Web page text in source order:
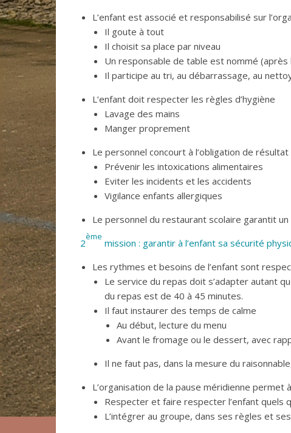
L’enfant est associé et responsabilisé sur
Il goute à tout
Il choisit sa place par niveau
Un responsable de table est nommé (après
Il participe au tri, au débarrassage, au
L’enfant doit respecter les règles d’hygiène
Lavage des mains
Manger proprement
Le personnel concourt à l’obligation de
Prévenir les intoxications alimentaires
Eviter les incidents et les accidents
Vigilance enfants allergiques
Le personnel du restaurant scolaire garantit
2
ème
mission : garantir à l’enfant sa sécurité
Les rythmes et besoins de l’enfant sont
Le service du repas doit s’adapter autant
du repas est de 40 à 45 minutes.
Il faut instaurer des temps de calme
Au début, lecture du menu
Avant le fromage ou le dessert, avec
Il ne faut pas, dans la mesure du
L’organisation de la pause méridienne permet
Respecter et faire respecter l’enfant quels
L’intégrer au groupe, dans ses règles et